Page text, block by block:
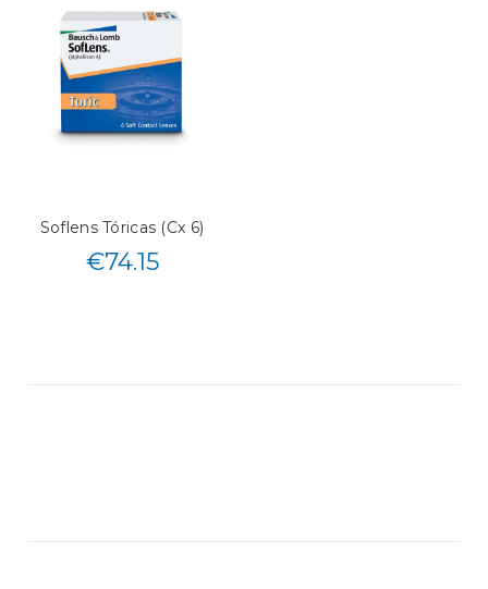
Soflens Tóricas (Cx 6)
€74.15